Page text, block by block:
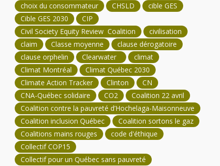
choix du consommateur
CHSLD
cible GES
Cible GES 2030
CIP
Civil Society Equity Review Coalition
civilisation
claim
Classe moyenne
clause dérogatoire
clause orphelin
Clearwater
climat
Climat Montréal
Climat Québec 2030
Climate Action Tracker
Clinton
CN
CNA-Québec solidaire
CO2
Coalition 22 avril
Coalition contre la pauvreté d’Hochelaga-Maisonneuve
Coalition inclusion Québec
Coalition sortons le gaz
Coalitions mains rouges
code d'éthique
Collectif COP15
Collectif pour un Québec sans pauvreté